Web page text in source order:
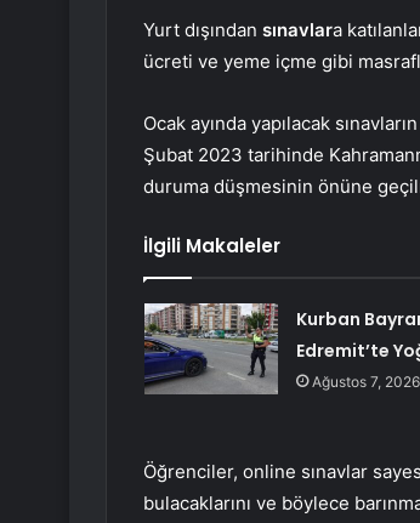
Yurt dışından sınavlara
ücreti ve yeme içme gibi
Ocak ayında yapılacak
Şubat 2023 tarihinde
duruma düşmesinin önüne
İlgili Makaleler
Kurban
Edremit’te
Ağustos 7, 2026
Öğrenciler, online sınavlar
bulacaklarını ve böylece